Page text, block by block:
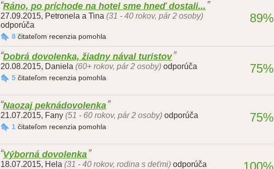
Ráno, po príchode na hotel sme hneď dostali...
27.09.2015, Petronela a Tina (31 - 40 rokov, pár 2 osoby)
odporúča
8 čitateľom recenzia pomohla
89%
Dobrá dovolenka, žiadny nával turistov
20.08.2015, Daniela (60+ rokov, pár 2 osoby) odporúča
5 čitateľom recenzia pomohla
75%
Naozaj peknádovolenka
21.07.2015, Fany (51 - 60 rokov, pár 2 osoby) odporúča
1 čitateľom recenzia pomohla
75%
Výborná dovolenka
18.07.2015, Hela (31 - 40 rokov, rodina s deťmi) odporúča 100%